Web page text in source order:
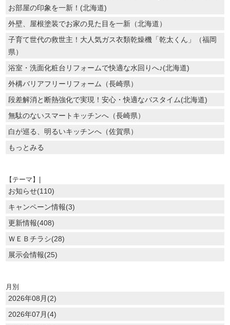
お部屋の印象を一新！(北海道)
外壁、屋根塗装でお家の見た目を一新（北海道）
子育て世代の救世主！大人気ガス衣類乾燥機「乾太くん」（福岡
県）
浴室・洗面化粧台リフォームで快適な水回りへ♪(北海道)
外構バリアフリーリフォーム（長崎県）
段差解消と断熱強化で実現！安心・快適なバスタイム(北海道)
無駄のないスマートキッチンへ（長崎県）
白が巡る、明るいキッチンへ（佐賀県）
もっとみる
【テーマ】|
お知らせ(110)
キャンペーン情報(3)
更新情報(408)
ＷＥＢチラシ(28)
展示会情報(25)
月別
2026年08月(2)
2026年07月(4)